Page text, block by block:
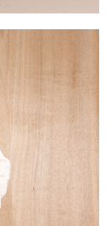
惡意使用之情形，